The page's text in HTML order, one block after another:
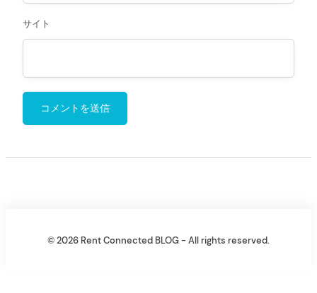
サイト
© 2026 Rent Connected BLOG - All rights reserved.